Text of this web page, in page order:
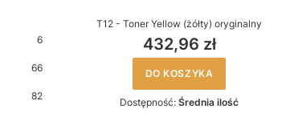
6
66
82
T12 - Toner Yellow (żółty) oryginalny
432,96 zł
DO KOSZYKA
Dostępność: Średnia ilość